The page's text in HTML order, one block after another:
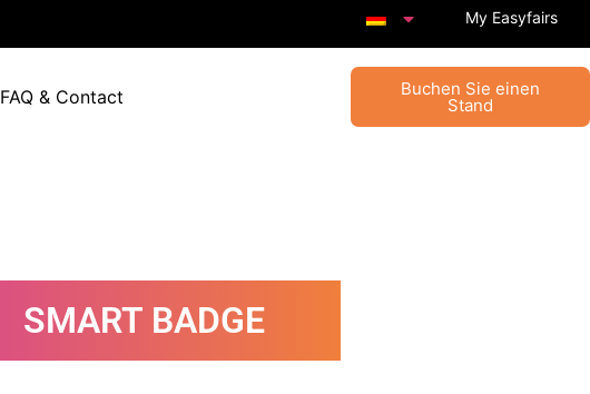
My Easyfairs
FAQ & Contact Buchen Sie einen
Stand
SMART BADGE